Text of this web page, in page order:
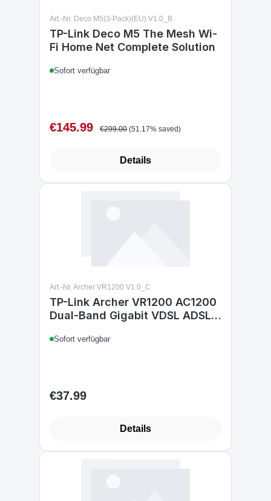
Art.-Nr. Deco M5(3-Pack)(EU) V1.0_B
TP-Link Deco M5 The Mesh Wi-
Fi Home Net Complete Solution
Sofort verfügbar
Sale price:
€145.99 Regular price:
€299.00 (51.17% saved)
Details
Art.-Nr. Archer VR1200 V1.0_C
TP-Link Archer VR1200 AC1200
Dual-Band Gigabit VDSL ADSL
Sofort verfügbar
Regular price:
€37.99
Details